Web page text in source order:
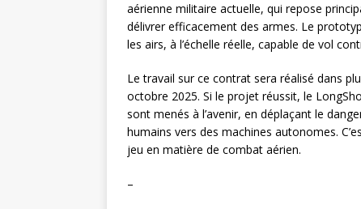
aérienne militaire actuelle, qui repose
délivrer efficacement des armes. Le
les airs, à l’échelle réelle, capable de vol
Le travail sur ce contrat sera réalisé dans
octobre 2025. Si le projet réussit, le
sont menés à l’avenir, en déplaçant le
humains vers des machines autonomes.
jeu en matière de combat aérien.
–